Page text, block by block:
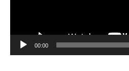
00:00